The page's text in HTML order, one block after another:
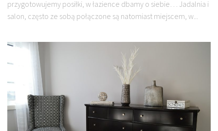
przygotowujemy posiłki, w łazience dbamy o siebie… Jadalnia i
salon, często ze sobą połączone są natomiast miejscem, w...